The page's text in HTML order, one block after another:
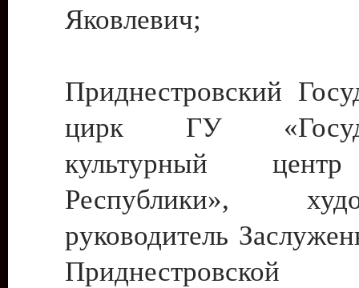
Яковлевич;
Приднестровский
цирк ГУ
культурный
Республики»,
руководитель
Приднестровской